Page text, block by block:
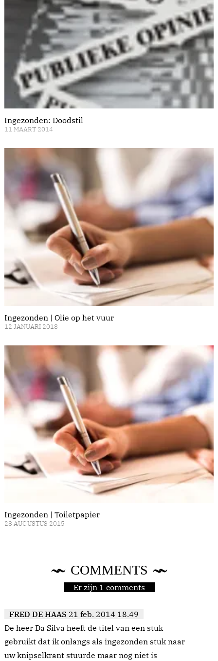
Ingezonden: Doodstil
11 MAART 2014
Ingezonden | Olie op het vuur
12 JANUARI 2018
Ingezonden | Toiletpapier
28 AUGUSTUS 2015
COMMENTS
Er zijn 1 comments
FRED DE HAAS 21 feb. 2014 18.49
De heer Da Silva heeft de titel van een stuk
gebruikt dat ik onlangs als ingezonden stuk naar
uw knipselkrant stuurde maar nog niet is